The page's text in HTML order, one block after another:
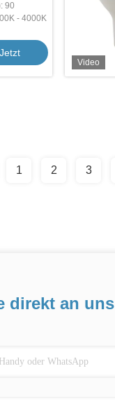
90
- 4000K
Video
1 2 3
direkt an uns